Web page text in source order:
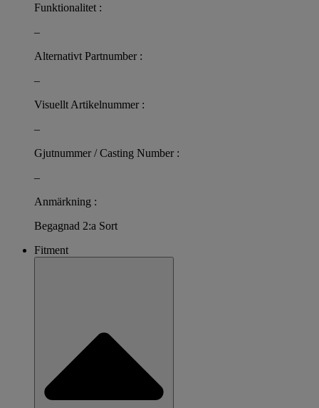
Funktionalitet :
–
Alternativt Partnumber :
–
Visuellt Artikelnummer :
–
Gjutnummer / Casting Number :
–
Anmärkning :
Begagnad 2:a Sort
Fitment